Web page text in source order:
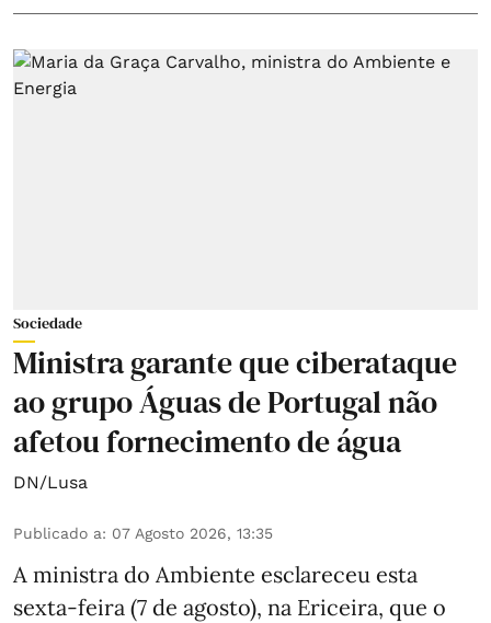
Sociedade
Ministra garante que ciberataque
ao grupo Águas de Portugal não
afetou fornecimento de água
DN/Lusa
Publicado a: 07 Agosto 2026, 13:35
A ministra do Ambiente esclareceu esta
sexta-feira (7 de agosto), na Ericeira, que o